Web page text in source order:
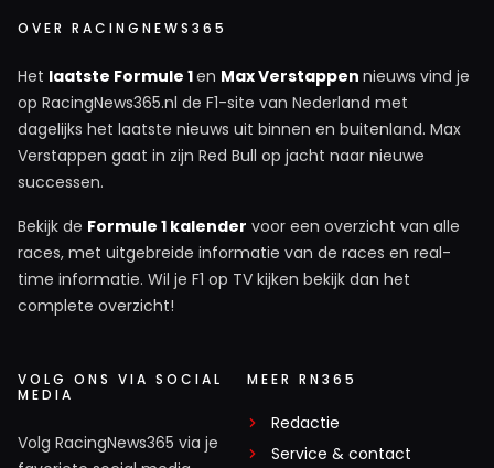
OVER RACINGNEWS365
Het laatste Formule 1en Max Verstappen nieuws vind je
op RacingNews365.nl de F1-site van Nederland met
dagelijks het laatste nieuws uit binnen en buitenland. Max
Verstappen gaat in zijn Red Bull op jacht naar nieuwe
successen.
Bekijk de Formule 1 kalender voor een overzicht van alle
races, met uitgebreide informatie van de races en real-
time informatie. Wil je F1 op TV kijken bekijk dan het
complete overzicht!
VOLG ONS VIA SOCIAL
MEDIA
Volg RacingNews365 via je
MEER RN365
Redactie
Service & contact